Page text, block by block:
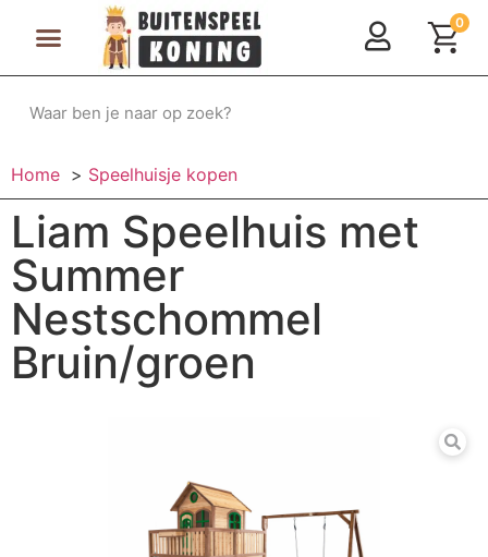
0
Home Speelhuisje kopen
Liam Speelhuis met
Summer
Nestschommel
Bruin/groen